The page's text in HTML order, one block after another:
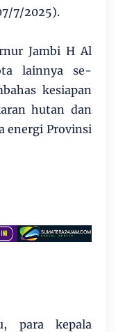
7/2025).
Jambi H Al
lainnya se-
kesiapan
hutan dan
energi Provinsi
para kepala